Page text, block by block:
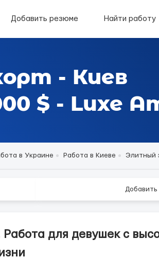
Добавить резюме Найти работу
- Киев
$ - Luxe
в Украине Работа в Киеве Элитный
Добавить
Работа для девушек с